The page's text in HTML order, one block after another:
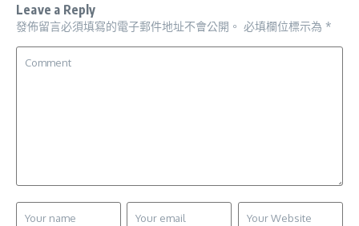
Leave a Reply
發佈留言必須填寫的電子郵件地址不會公開。 必填欄位標示為 *